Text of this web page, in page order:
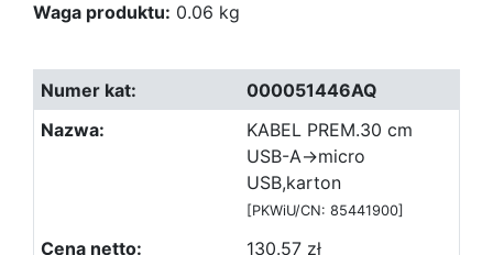
Waga produktu: 0.06 kg
000051446AQ
KABEL PREM.30 cm
USB-A->micro
USB,karton
[PKWiU/CN: 85441900]
130.57 zł